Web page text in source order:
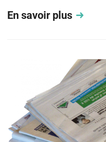
En savoir plus